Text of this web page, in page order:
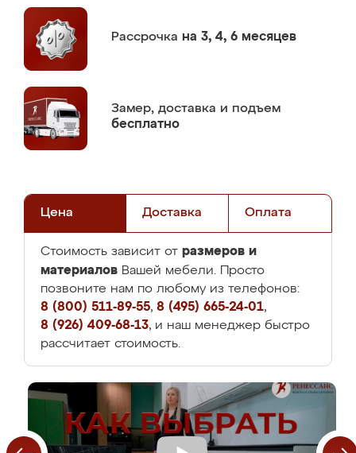
Рассрочка на 3, 4, 6 месяцев
Замер, доставка и подъем
бесплатно
Цена Доставка Оплата
Стоимость зависит от размеров и
материалов Вашей мебели. Просто
позвоните нам по любому из телефонов:
8 (800) 511-89-55, 8 (495) 665-24-01,
8 (926) 409-68-13, и наш менеджер быстро
рассчитает стоимость.